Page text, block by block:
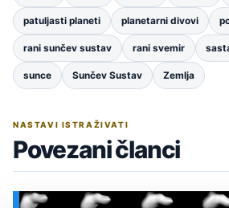
patuljasti planeti planetarni divovi
rani sunčev sustav rani svemir
sunce Sunčev Sustav Zemlja
NASTAVI ISTRAŽIVATI
Povezani članci